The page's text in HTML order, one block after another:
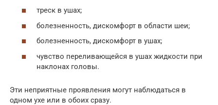
треск в ушах;
болезненность, дискомфорт в области шеи;
болезненность, дискомфорт в ушах;
чувство переливающейся в ушах жидкости при
наклонах головы.
Эти неприятные проявления могут наблюдаться в
одном ухе или в обоих сразу.